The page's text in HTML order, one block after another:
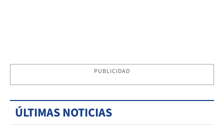
PUBLICIDAD
ÚLTIMAS NOTICIAS